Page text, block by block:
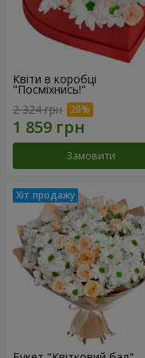
Квіти в коробці
"Посміхнись!"
2 324 грн
Замовити